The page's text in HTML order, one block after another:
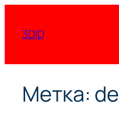
содержимому
3DID
Метка: de